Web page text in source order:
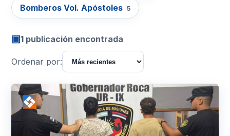
Bomberos Vol. Apóstoles 5
▣1 publicación encontrada
Ordenar por: